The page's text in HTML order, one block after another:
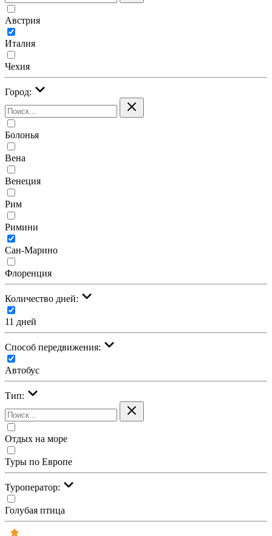
Австрия
Италия
Чехия
Город:
Болонья
Вена
Венеция
Рим
Римини
Сан-Марино
Флоренция
Количество дней:
11 дней
Cпособ передвижения:
Автобус
Тип:
Отдых на море
Туры по Европе
Туроператор:
Голубая птица